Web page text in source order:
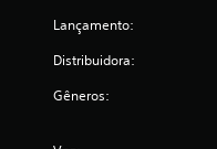
Lançamento:
Distribuidora:
Gêneros: